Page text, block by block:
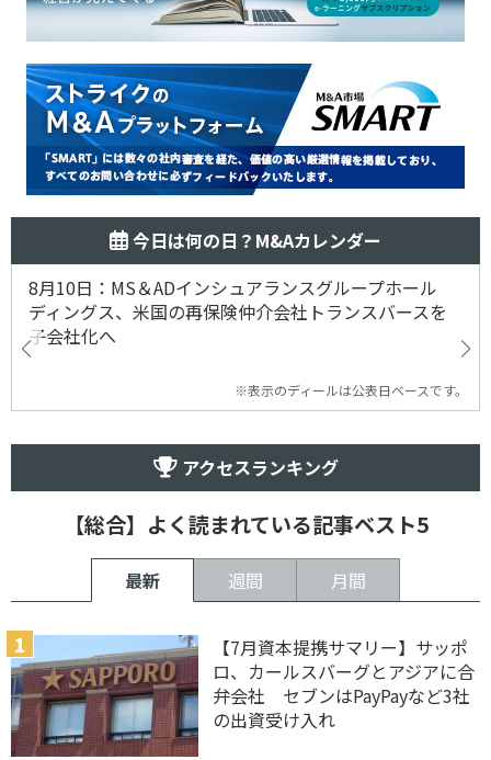
今日は何の日？M&Aカレンダー
8月10日：MS＆ADインシュアランスグループホール
ディングス、米国の再保険仲介会社トランスバースを
子会社化へ
※表示のディールは公表日ベースです。
アクセスランキング
【総合】よく読まれている記事ベスト5
最新 週間 月間
【7月資本提携サマリー】サッポ
ロ、カールスバーグとアジアに合
弁会社 セブンはPayPayなど3社
の出資受け入れ